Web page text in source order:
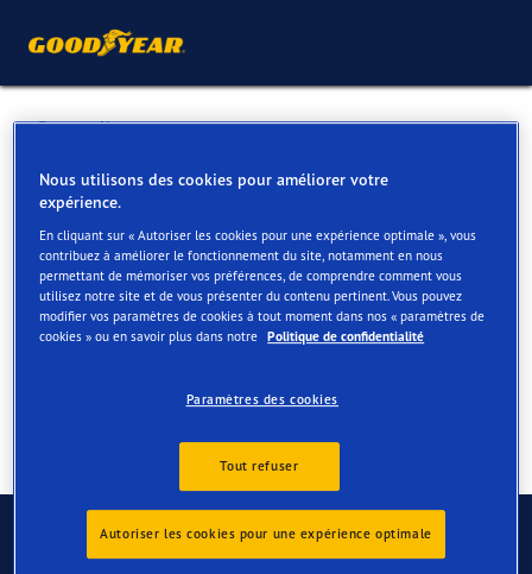
Retour liste
GARAGE DEMEER BVBA
Services disponibles en ligne et en magasin
Contact Services
Contactez-nous
Nous utilisons des cookies pour améliorer votre
expérience.
En cliquant sur « Autoriser les cookies pour une expérience optimale », vous
contribuez à améliorer le fonctionnement du site, notamment en nous
permettant de mémoriser vos préférences, de comprendre comment vous
utilisez notre site et de vous présenter du contenu pertinent. Vous pouvez
modifier vos paramètres de cookies à tout moment dans nos « paramètres de
cookies » ou en savoir plus dans notre Politique de confidentialité
Paramètres des cookies
Tout refuser
Autoriser les cookies pour une expérience optimale